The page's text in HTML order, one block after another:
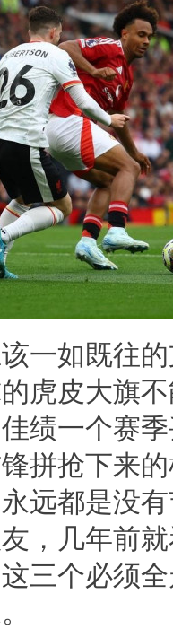
一如既往
虎皮大旗
绩一个赛
拼抢下来
远都是没
，几年前
三个必须